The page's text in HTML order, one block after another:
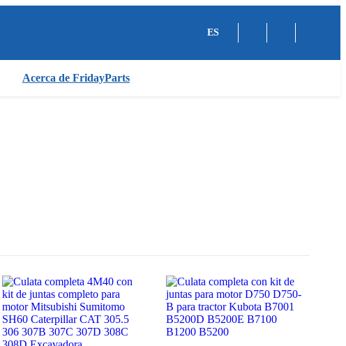
ES
Acerca de FridayParts